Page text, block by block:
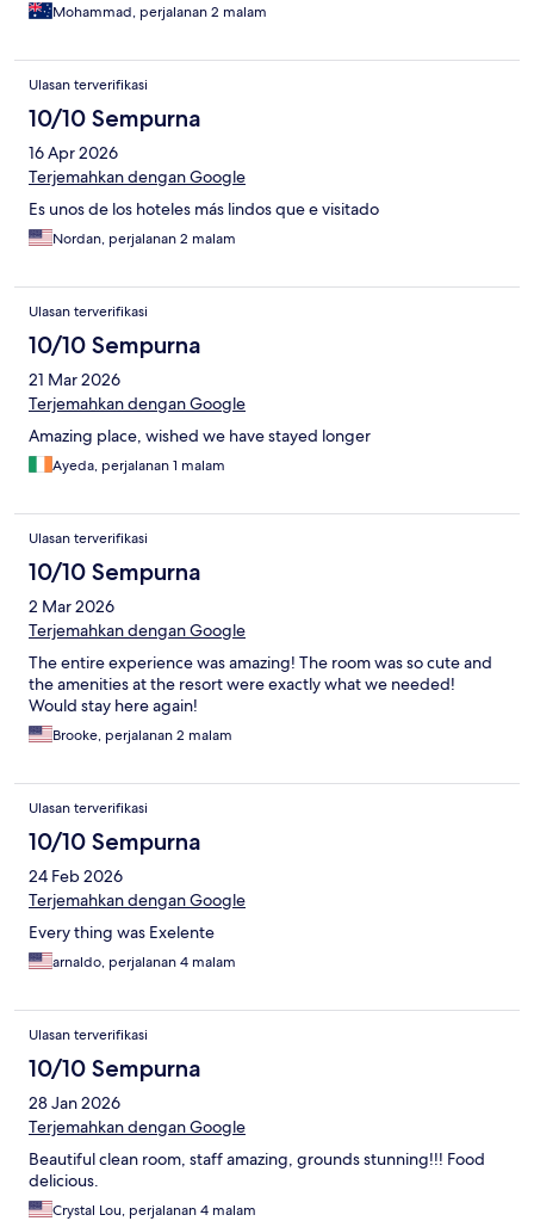
Mohammad, perjalanan 2 malam
Ulasan terverifikasi
10/10 Sempurna
16 Apr 2026
Terjemahkan dengan Google
Es unos de los hoteles más lindos que e visitado
Nordan, perjalanan 2 malam
Ulasan terverifikasi
10/10 Sempurna
21 Mar 2026
Terjemahkan dengan Google
Amazing place, wished we have stayed longer
Ayeda, perjalanan 1 malam
Ulasan terverifikasi
10/10 Sempurna
2 Mar 2026
Terjemahkan dengan Google
The entire experience was amazing! The room was so cute and
the amenities at the resort were exactly what we needed!
Would stay here again!
Brooke, perjalanan 2 malam
Ulasan terverifikasi
10/10 Sempurna
24 Feb 2026
Terjemahkan dengan Google
Every thing was Exelente
arnaldo, perjalanan 4 malam
Ulasan terverifikasi
10/10 Sempurna
28 Jan 2026
Terjemahkan dengan Google
Beautiful clean room, staff amazing, grounds stunning!!! Food
delicious.
Crystal Lou, perjalanan 4 malam